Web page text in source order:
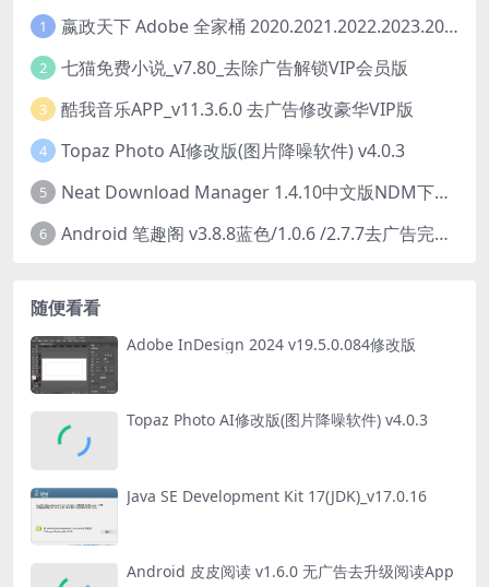
1 嬴政天下 Adobe 全家桶 2020.2021.2022.2023.2024.2025大师版（2025年08月版 ）
2 七猫免费小说_v7.80_去除广告解锁VIP会员版
3 酷我音乐APP_v11.3.6.0 去广告修改豪华VIP版
4 Topaz Photo AI修改版(图片降噪软件) v4.0.3
5 Neat Download Manager 1.4.10中文版NDM下载器简称NDM
6 Android 笔趣阁 v3.8.8蓝色/1.0.6 /2.7.7去广告完美版
随便看看
Adobe InDesign 2024 v19.5.0.084修改版
Topaz Photo AI修改版(图片降噪软件) v4.0.3
Java SE Development Kit 17(JDK)_v17.0.16
Android 皮皮阅读 v1.6.0 无广告去升级阅读App